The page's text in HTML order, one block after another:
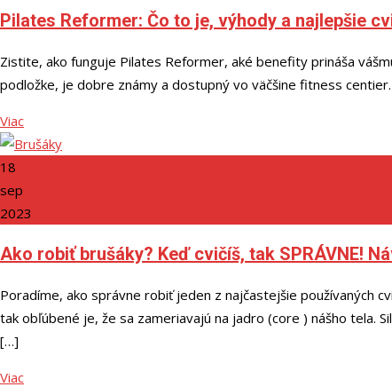
Pilates Reformer: Čo to je, výhody a najlepšie
Zistite, ako funguje Pilates Reformer, aké benefity prináša
podložke, je dobre známy a dostupný vo väčšine fitness
Viac
18
sep
2023
Ako robiť brušáky? Keď cvičíš, tak SPRÁVNE!
Poradíme, ako správne robiť jeden z najčastejšie používaných
tak obľúbené je, že sa zameriavajú na jadro (core ) nášho tela.
[…]
Viac